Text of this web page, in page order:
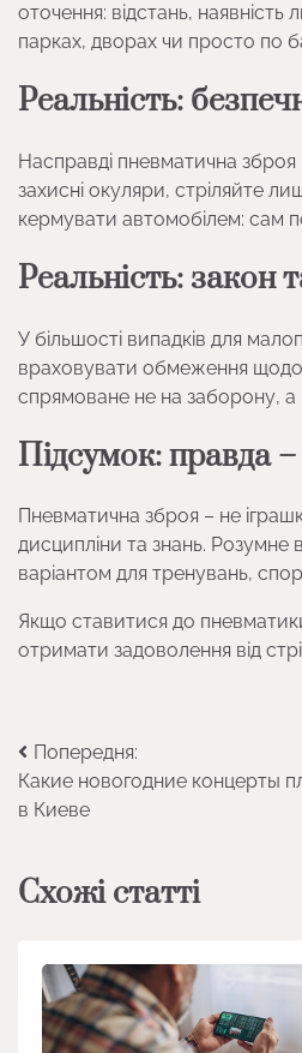
оточення: відстань,
парках, дворах чи просто по
Реальність:
Насправді пневматична
захисні окуляри, стріляйте
кермувати автомобілем: сам
Реальність: закон
У більшості випадків для
враховувати обмеження щодо
спрямоване не на заборону,
Підсумок: правда –
Пневматична зброя – не
дисципліни та знань. Розумне
варіантом для тренувань,
Якщо ставитися до
отримати задоволення від
Навігація
записів
Попередня:
Какие новогодние концерты
в Киеве
Схожі статті